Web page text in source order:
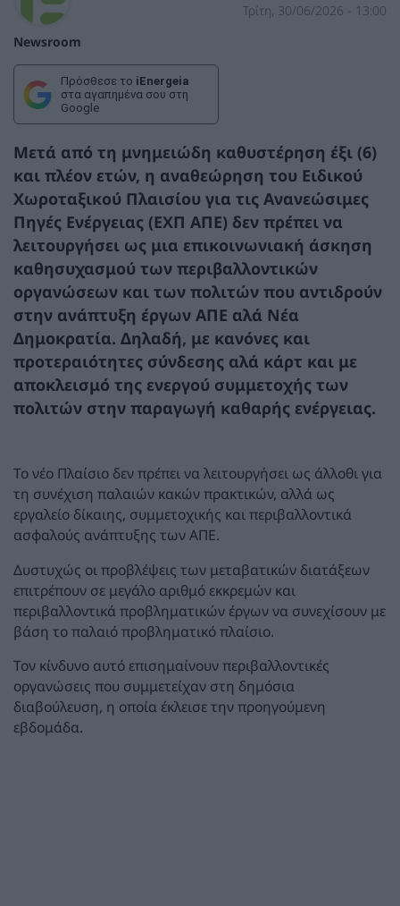
Newsroom
Τρίτη, 30/06/2026 - 13:00
Πρόσθεσε το iEnergeia
στα αγαπημένα σου στη
Google
Μετά από τη μνημειώδη καθυστέρηση έξι (6)
και πλέον ετών, η αναθεώρηση του Ειδικού
Χωροταξικού Πλαισίου για τις Ανανεώσιμες
Πηγές Ενέργειας (ΕΧΠ ΑΠΕ) δεν πρέπει να
λειτουργήσει ως μια επικοινωνιακή άσκηση
καθησυχασμού των περιβαλλοντικών
οργανώσεων και των πολιτών που αντιδρούν
στην ανάπτυξη έργων ΑΠΕ αλά Νέα
Δημοκρατία. Δηλαδή, με κανόνες και
προτεραιότητες σύνδεσης αλά κάρτ και με
αποκλεισμό της ενεργού συμμετοχής των
πολιτών στην παραγωγή καθαρής ενέργειας.
Το νέο Πλαίσιο δεν πρέπει να λειτουργήσει ως άλλοθι για
τη συνέχιση παλαιών κακών πρακτικών, αλλά ως
εργαλείο δίκαιης, συμμετοχικής και περιβαλλοντικά
ασφαλούς ανάπτυξης των ΑΠΕ.
Δυστυχώς οι προβλέψεις των μεταβατικών διατάξεων
επιτρέπουν σε μεγάλο αριθμό εκκρεμών και
περιβαλλοντικά προβληματικών έργων να συνεχίσουν με
βάση το παλαιό προβληματικό πλαίσιο.
Τον κίνδυνο αυτό επισημαίνουν περιβαλλοντικές
οργανώσεις που συμμετείχαν στη δημόσια
διαβούλευση, η οποία έκλεισε την προηγούμενη
εβδομάδα.